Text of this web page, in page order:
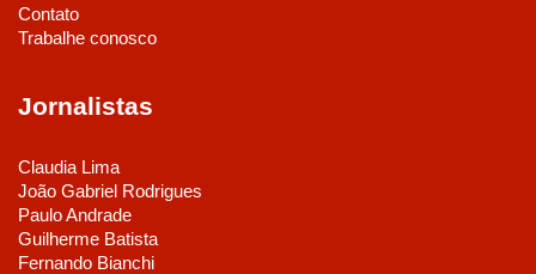
Contato
Trabalhe conosco
Jornalistas
Claudia Lima
João Gabriel Rodrigues
Paulo Andrade
Guilherme Batista
Fernando Bianchi